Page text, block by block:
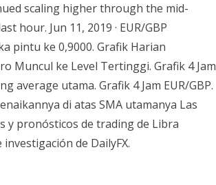
scaling higher through the mid-
hour. Jun 11, 2019 · EUR/GBP
pintu ke 0,9000. Grafik Harian
Muncul ke Level Tertinggi. Grafik 4 Jam
average utama. Grafik 4 Jam EUR/GBP.
di atas SMA utamanya Las
y pronósticos de trading de Libra
de DailyFX.